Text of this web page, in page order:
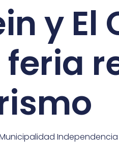
y El
Independencia